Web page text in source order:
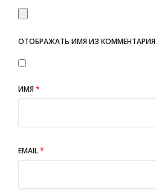
ОТОБРАЖАТЬ ИМЯ ИЗ КОММЕНТАРИЯ
ИМЯ*
EMAIL*